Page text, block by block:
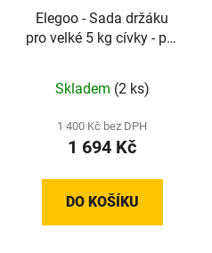
Elegoo - Sada držáku
pro velké 5 kg cívky - pro
Skladem (2 ks)
1 400 Kč bez DPH
1 694 Kč
DO KOŠÍKU